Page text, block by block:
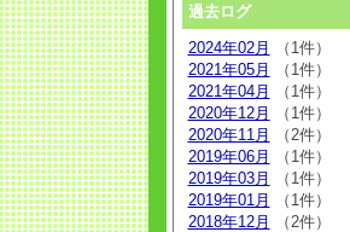
過去ログ
2024年02月
（1件）
2021年05月
（1件）
2021年04月
（1件）
2020年12月
（1件）
2020年11月
（2件）
2019年06月
（1件）
2019年03月
（1件）
2019年01月
（1件）
2018年12月
（2件）